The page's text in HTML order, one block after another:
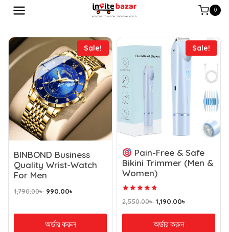
0
Sale!
BINBOND Business
Quality Wrist-Watch
For Men
1,790.00৳ 990.00৳
অর্ডার করুন
Sale!
Pain-Free & Safe
Bikini Trimmer (Men &
Women)
Rated
4.90
2,550.00৳ 1,190.00৳
অর্ডার করুন